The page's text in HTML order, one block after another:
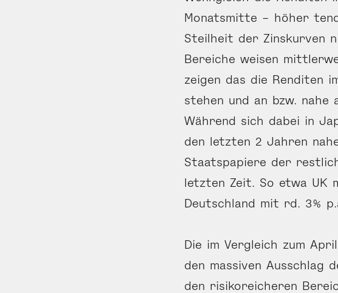
Monatsmitte – höher
Steilheit der Zinskurven
Bereiche weisen
zeigen das die Renditen
stehen und an bzw.
Während sich dabei in
den letzten 2 Jahren
Staatspapiere der
letzten Zeit. So etwa UK
Deutschland mit rd. 3%
Die im Vergleich zum
den massiven Ausschlag
den risikoreicheren